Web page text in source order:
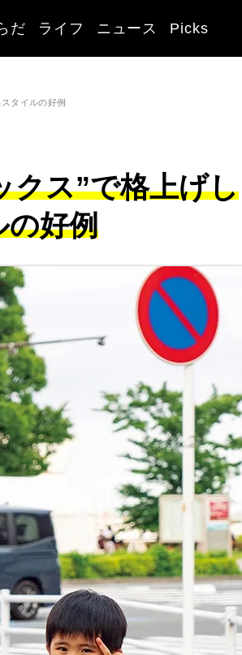
だ ライフ ニュース Picks
タイルの好例
クス”で格上げし
の好例